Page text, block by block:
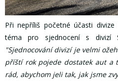
Při nepříliš početné účasti
téma pro sjednocení s divizí
"Sjednocování divizí je velmi
příští rok pojede dostatek aut a
rád, abychom jeli tak, jak jsme